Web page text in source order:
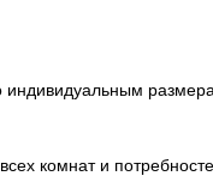
комнат и